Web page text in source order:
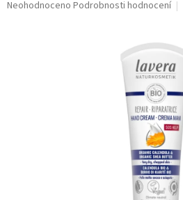
Průměrné
Neohodnoceno Podrobnosti hodnocení